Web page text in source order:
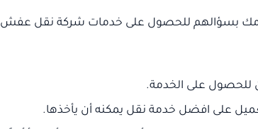
بسؤالهم للحصول على خدمات شركة نقل عفش
للحصول على الخدمة.
على افضل خدمة نقل يمكنه أن يأخذها.